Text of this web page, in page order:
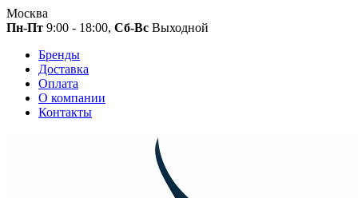
Москва
Пн-Пт 9:00 - 18:00, Сб-Вс Выходной
Бренды
Доставка
Оплата
О компании
Контакты